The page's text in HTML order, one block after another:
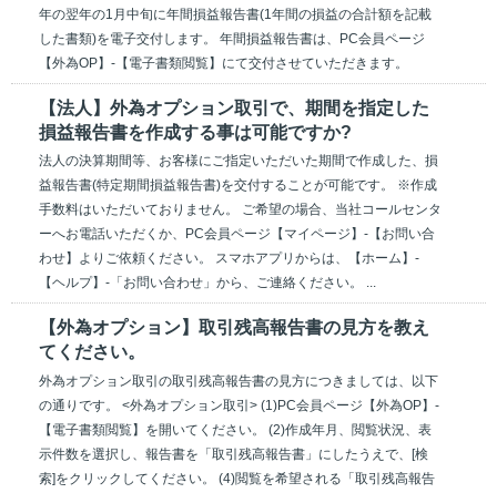
年の翌年の1月中旬に年間損益報告書(1年間の損益の合計額を記載
した書類)を電子交付します。 年間損益報告書は、PC会員ページ
【外為OP】-【電子書類閲覧】にて交付させていただきます。
【法人】外為オプション取引で、期間を指定した
損益報告書を作成する事は可能ですか?
法人の決算期間等、お客様にご指定いただいた期間で作成した、損
益報告書(特定期間損益報告書)を交付することが可能です。 ※作成
手数料はいただいておりません。 ご希望の場合、当社コールセンタ
ーへお電話いただくか、PC会員ページ【マイページ】-【お問い合
わせ】よりご依頼ください。 スマホアプリからは、【ホーム】-
【ヘルプ】-「お問い合わせ」から、ご連絡ください。 ...
【外為オプション】取引残高報告書の見方を教え
てください。
外為オプション取引の取引残高報告書の見方につきましては、以下
の通りです。 <外為オプション取引> (1)PC会員ページ【外為OP】-
【電子書類閲覧】を開いてください。 (2)作成年月、閲覧状況、表
示件数を選択し、報告書を「取引残高報告書」にしたうえで、[検
索]をクリックしてください。 (4)閲覧を希望される「取引残高報告